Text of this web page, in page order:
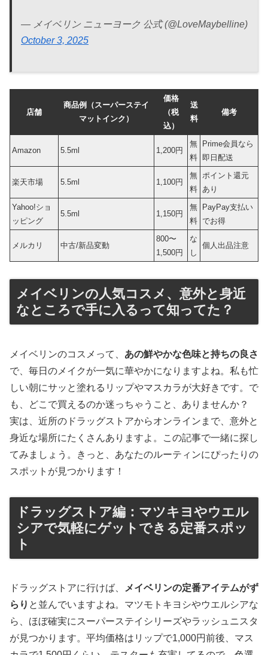
— メイベリン ニューヨーク 公式 (@LoveMaybelline)
October 3, 2025
店舗
商品例（スーパーステイ
マットインク）
価格
（税
込）
送
料
備考
Amazon 5.5ml 1,200円
無
料
Prime会員なら
即日配送
楽天市場 5.5ml 1,100円
無
料
ポイント還元
あり
Yahoo!ショ
ッピング
5.5ml 1,150円
無
料
PayPay支払い
でお得
メルカリ 中古/新品変動
800〜
1,500円
な
し
個人出品注意
メイベリンの人気コスメ、意外と身近
なところで手に入るって知ってた？
メイベリンのコスメって、 あの鮮やかな色味と持ちの良さ
で、毎日のメイクが一気に華やかになりますよね。私も忙
しい朝にサッと塗れるリップやマスカラが大好きです。で
も、どこで買えるのか迷っちゃうこと、ありませんか？
実は、近所のドラッグストアからオンラインまで、意外と
身近な場所にたくさんありますよ。この記事で一緒に探し
てみましょう。きっと、あなたのルーティンにぴったりの
スポットが見つかります！
ドラッグストア編：マツキヨやウエル
シアで気軽にゲットできる定番スポッ
ト
ドラッグストアに行けば、
メイベリンの定番アイテムがず
らり と並んでいますよね。マツモトキヨシやウエルシアな
ら、ほぼ確実にスーパーステイシリーズやラッシュニスタ
が見つかります。平均価格はリップで1,000円前後、マス